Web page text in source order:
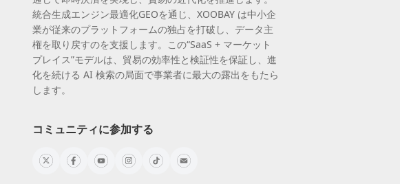
統合生成エンジン最適化GEOを通じ、XOOBAY は中小企
業が従来のプラットフォームの独占を打破し、データ主
権を取り戻すのを支援します。この“SaaS + マーケット
プレイス”モデルは、貿易の効率性と検証性を保証し、進
化を続ける AI 検索の局面で事業者に最大の露出をもたら
します。
コミュニティに参加する